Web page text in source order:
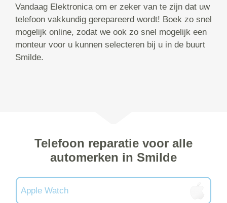
Vandaag Elektronica om er zeker van te zijn dat uw
telefoon vakkundig gerepareerd wordt! Boek zo snel
mogelijk online, zodat we ook zo snel mogelijk een
monteur voor u kunnen selecteren bij u in de buurt
Smilde.
Telefoon reparatie voor alle
automerken in Smilde
Apple Watch